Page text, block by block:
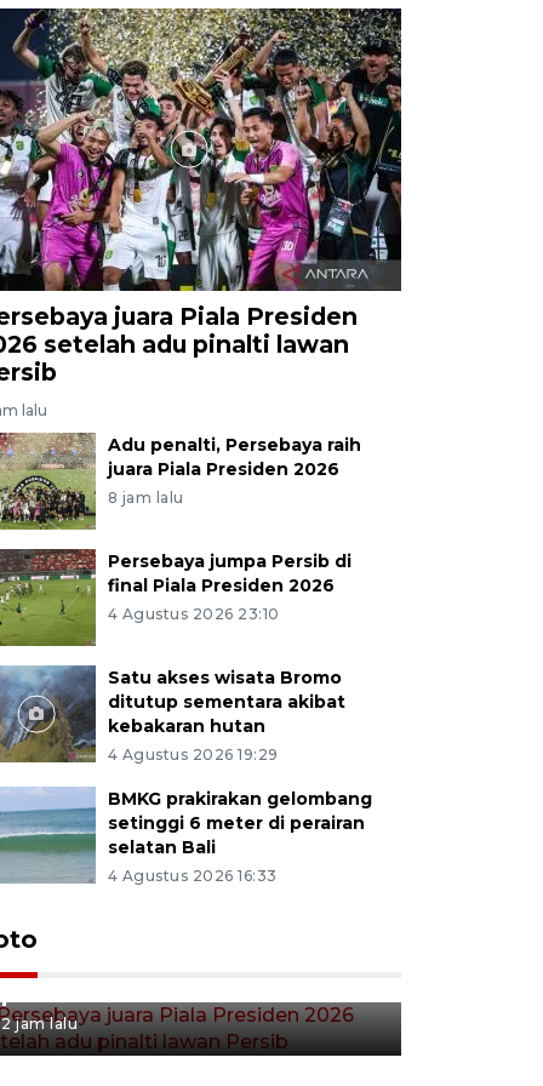
juara Piala Presiden
setelah adu pinalti lawan
lalu
Adu penalti, Persebaya raih
juara Piala Presiden 2026
8 jam lalu
Persebaya jumpa Persib di
final Piala Presiden 2026
4 Agustus 2026 23:10
Satu akses wisata Bromo
ditutup sementara akibat
kebakaran hutan
4 Agustus 2026 19:29
BMKG prakirakan gelombang
setinggi 6 meter di perairan
selatan Bali
4 Agustus 2026 16:33
Persebaya juara Piala
Presiden 2026 setelah adu
2 jam lalu